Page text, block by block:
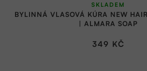
BYLINNÁ VLASOVÁ KÚRA NEW
| ALMARA SOAP
hodnocení
produktu
je
SKLADEM
349 KČ